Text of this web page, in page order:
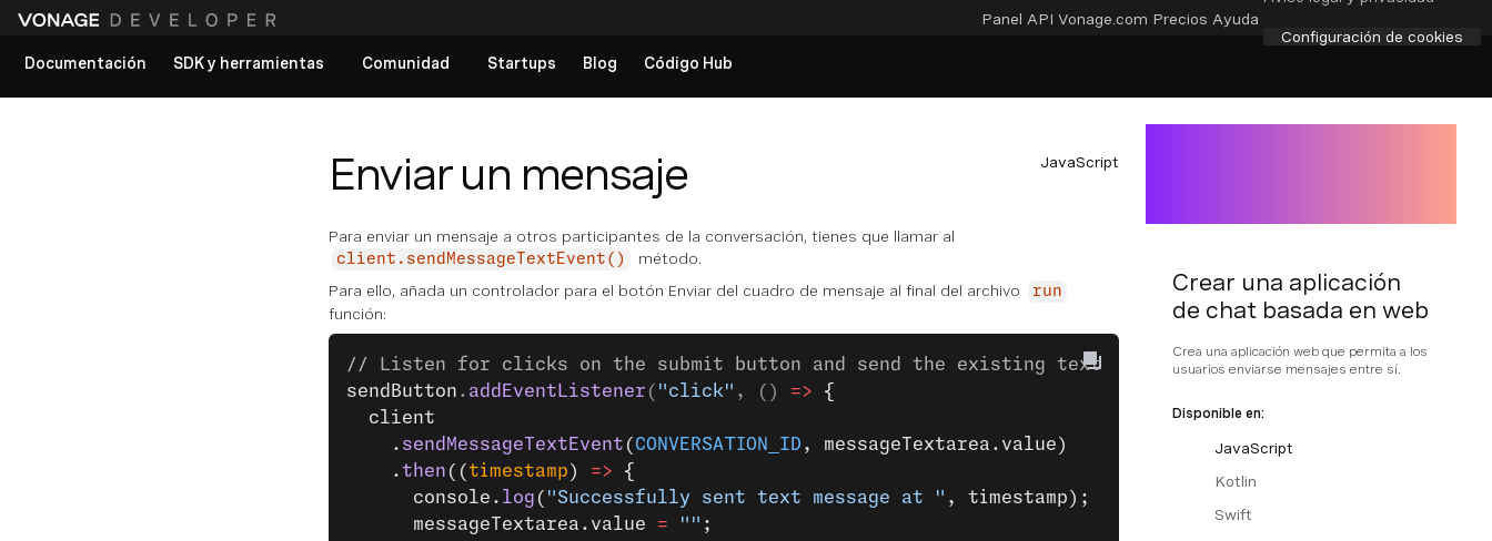
Panel API Vonage.com Precios Ayuda
Configuración de cookies
Documentación
SDK y herramientas Comunidad Startups Blog Código Hub
JavaScript
Enviar un mensaje
Para enviar un mensaje a otros participantes de la conversación, tienes que llamar al
client.sendMessageTextEvent()
método.
Para ello, añada un controlador para el botón Enviar del cuadro de mensaje al final del archivo
run
función:
// Listen for clicks on the submit button and send the existing text value
sendButton . addEventListener ( "click" , () => {
  client
    .
sendMessageTextEvent (CONVERSATION_ID , messageTextarea.value)
    .
then ((timestamp ) => {
      console.
log ( "Successfully sent text message at " , timestamp);
      messageTextarea.value
= "" ;
Crear una aplicación
de chat basada en web
Crea una aplicación web que permita a los
usuarios enviarse mensajes entre sí.
Disponible en:
JavaScript
Kotlin
Swift